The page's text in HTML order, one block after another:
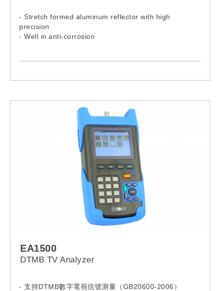
- Stretch formed aluminum reflector with high
precision
- Well in anti-corrosion
EA1500
DTMB TV Analyzer
- 支持DTMB數字電視信號測量（GB20600-2006）